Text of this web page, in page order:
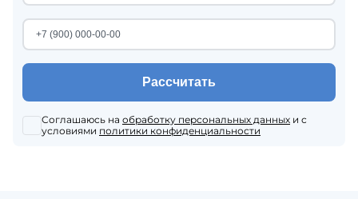
Рассчитать
Соглашаюсь на обработку персональных данных и с
условиями политики конфиденциальности